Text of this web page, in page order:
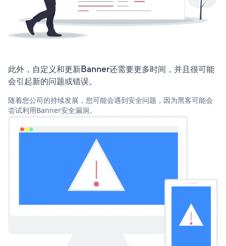
此外，自定义和更新Banner还需要更多时间，并且很可能
会引起新的问题或错误。
随着您公司的持续发展，您可能会遇到安全问题，因为黑客可能会
尝试利用Banner安全漏洞。